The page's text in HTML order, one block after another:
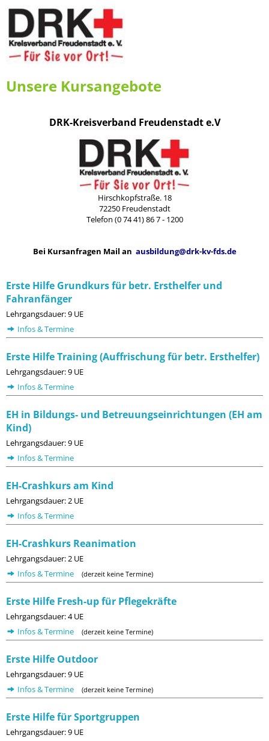
Unsere Kursangebote
DRK-Kreisverband Freudenstadt e.V
Hirschkopfstraße. 18
72250 Freudenstadt
Telefon (0 74 41) 86 7 - 1200
Bei Kursanfragen Mail an ausbildung@drk-kv-fds.de
Erste Hilfe Grundkurs für betr. Ersthelfer und
Fahranfänger
Lehrgangsdauer: 9 UE
Infos & Termine
Erste Hilfe Training (Auffrischung für betr. Ersthelfer)
Lehrgangsdauer: 9 UE
Infos & Termine
EH in Bildungs- und Betreuungseinrichtungen (EH am
Kind)
Lehrgangsdauer: 9 UE
Infos & Termine
EH-Crashkurs am Kind
Lehrgangsdauer: 2 UE
Infos & Termine
EH-Crashkurs Reanimation
Lehrgangsdauer: 2 UE
Infos & Termine
(derzeit keine Termine)
Erste Hilfe Fresh-up für Pflegekräfte
Lehrgangsdauer: 4 UE
Infos & Termine
(derzeit keine Termine)
Erste Hilfe Outdoor
Lehrgangsdauer: 9 UE
Infos & Termine
(derzeit keine Termine)
Erste Hilfe für Sportgruppen
Lehrgangsdauer: 9 UE